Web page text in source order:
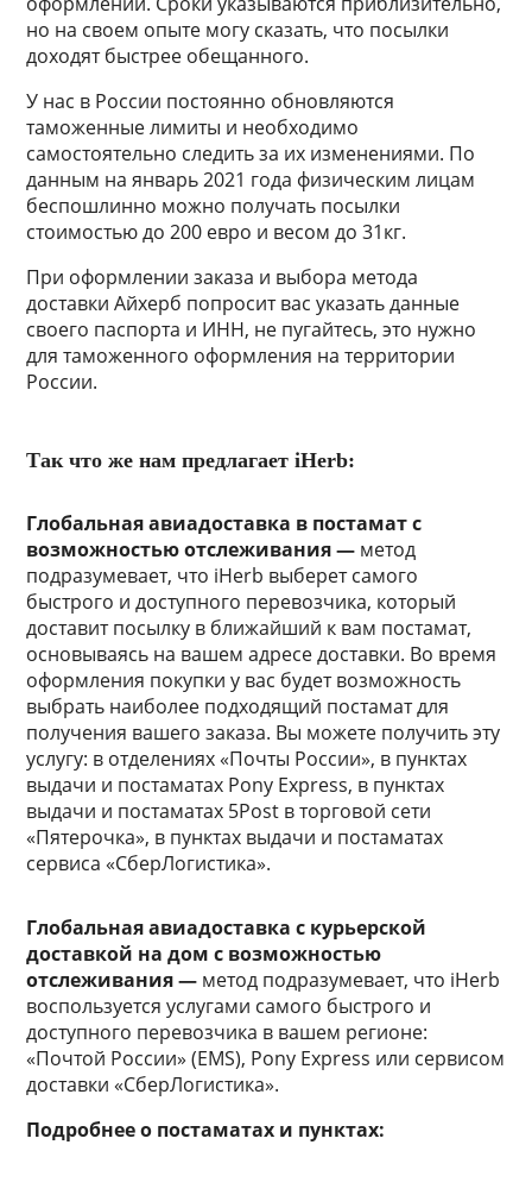
но на своем опыте могу сказать, что посылки
доходят быстрее обещанного.
У нас в России постоянно обновляются
таможенные лимиты и необходимо
самостоятельно следить за их изменениями. По
данным на январь 2021 года физическим лицам
беспошлинно можно получать посылки
стоимостью до 200 евро и весом до 31кг.
При оформлении заказа и выбора метода
доставки Айхерб попросит вас указать данные
своего паспорта и ИНН, не пугайтесь, это нужно
для таможенного оформления на территории
России.
Так что же нам предлагает iHerb:
Глобальная авиадоставка в постамат с
возможностью отслеживания — метод
подразумевает, что iHerb выберет самого
быстрого и доступного перевозчика, который
доставит посылку в ближайший к вам постамат,
основываясь на вашем адресе доставки. Во время
оформления покупки у вас будет возможность
выбрать наиболее подходящий постамат для
получения вашего заказа. Вы можете получить эту
услугу: в отделениях «Почты России», в пунктах
выдачи и постаматах Pony Express, в пунктах
выдачи и постаматах 5Post в торговой сети
«Пятерочка», в пунктах выдачи и постаматах
сервиса «СберЛогистика».
Глобальная авиадоставка с курьерской
доставкой на дом с возможностью
отслеживания — метод подразумевает, что iHerb
воспользуется услугами самого быстрого и
доступного перевозчика в вашем регионе:
«Почтой России» (EMS), Pony Express или сервисом
доставки «СберЛогистика».
Подробнее о постаматах и пунктах: